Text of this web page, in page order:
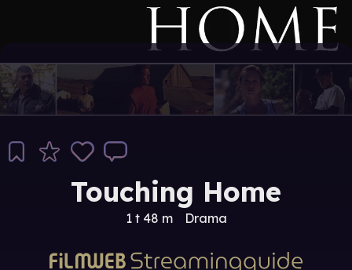
Touching Home
1 t 48 m Drama